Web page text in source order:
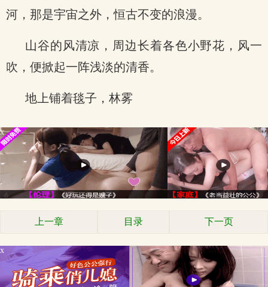
河，那是宇宙之外，恒古不变的浪漫。
山谷的风清凉，周边长着各色小野花，风一
吹，便掀起一阵浅淡的清香。
地上铺着毯子，林雾
x
上一章 目录 下一页
x